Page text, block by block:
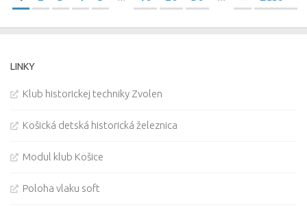
LINKY
Klub historickej techniky Zvolen
Košická detská historická železnica
Modul klub Košice
Poloha vlaku soft